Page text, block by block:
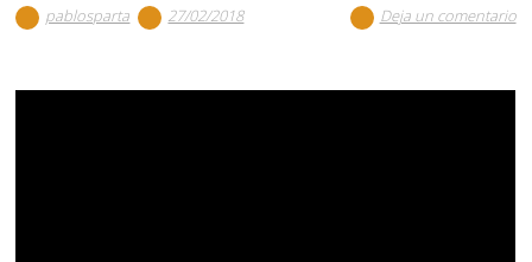
pablosparta 27/02/2018 Deja un comentario